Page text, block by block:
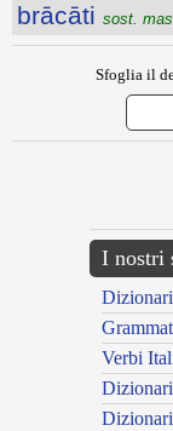
brācāti sost.
Sfoglia il
I nostri
Verbi